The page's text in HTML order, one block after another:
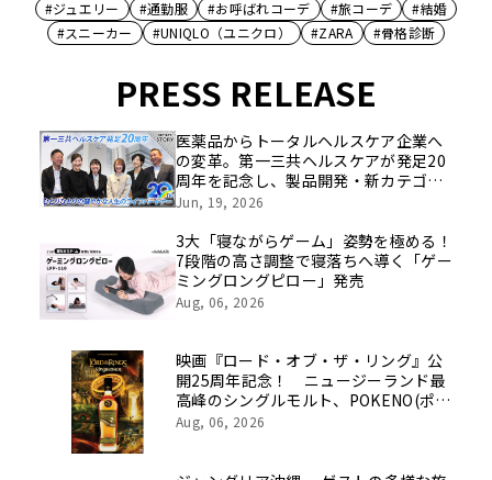
#ジュエリー #通勤服 #お呼ばれコーデ #旅コーデ
#結婚
#スニーカー
#UNIQLO（ユニクロ） #ZARA #骨格診断
PRESS RELEASE
医薬品からトータルヘルスケア企業へ
の変革。第一三共ヘルスケアが発足20
周年を記念し、製品開発・新カテゴリ
挑戦の舞台や旧社統合時のエピソード
像を公開！
Jun, 19, 2026
3大「寝ながらゲーム」姿勢を極める！
7段階の高さ調整で寝落ちへ導く「ゲー
ミングロングピロー」発売
Aug, 06, 2026
映画『ロード・オブ・ザ・リング』公
開25周年記念！ ニュージーランド最
高峰のシングルモルト、POKENO(ポケ
ノ)より 数量限定ウイスキー「リング
Aug, 06, 2026